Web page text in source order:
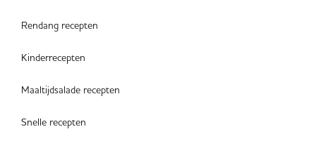
Rendang recepten
Kinderrecepten
Maaltijdsalade recepten
Snelle recepten